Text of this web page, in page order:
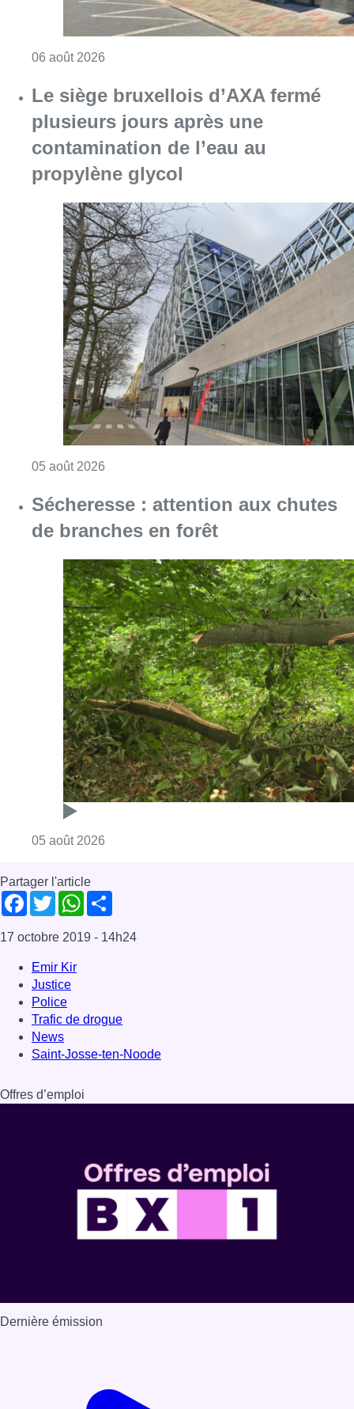
06 août 2026
Le siège bruxellois d’AXA fermé
plusieurs jours après une
contamination de l’eau au
propylène glycol
05 août 2026
Sécheresse : attention aux chutes
de branches en forêt
05 août 2026
Partager l'article
Facebook
TwitterWhatsApp
17 octobre 2019 - 14h24
Emir Kir
Justice
Police
Trafic de drogue
News
Saint-Josse-ten-Noode
Offres d’emploi
Dernière émission